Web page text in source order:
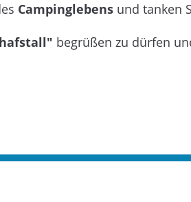
Campinglebensund tanken
begrüßen zu dürfen